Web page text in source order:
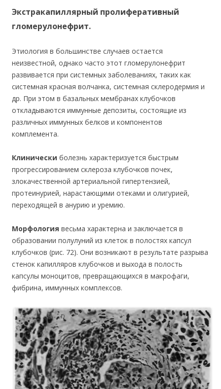
Экстракапиллярный пролиферативный
гломерулонефрит.
Этиология в большинстве случаев остается
неизвестной, однако часто этот гломерулонефрит
развивается при системных заболеваниях, таких как
системная красная волчанка, системная склеродермия и
др. При этом в базальных мембранах клубочков
откладываются иммунные депозиты, состоящие из
различных иммунных белков и компонентов
комплемента.
Клинически болезнь характеризуется быстрым
прогрессированием склероза клубочков почек,
злокачественной артериальной гипертензией,
протеинурией, нарастающими отеками и олигурией,
переходящей в анурию и уремию.
Морфология весьма характерна и заключается в
образовании полулуний из клеток в полостях капсул
клубочков (рис. 72). Они возникают в результате разрыва
стенок капилляров клубочков и выхода в полость
капсулы моноцитов, превращающихся в макрофаги,
фибрина, иммунных комплексов.